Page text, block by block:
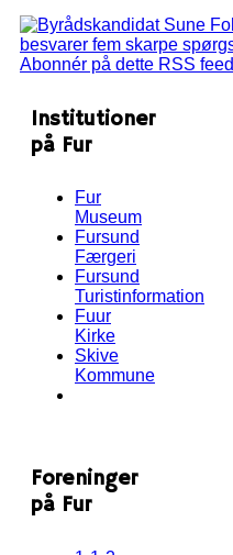
Abonnér på dette RSS feed
Institutioner
på Fur
Fur
Museum
Fursund
Færgeri
Fursund
Turistinformation
Fuur
Kirke
Skive
Kommune
Foreninger
på Fur